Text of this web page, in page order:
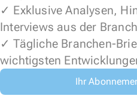
✓ Exklusive Analysen,
Interviews aus der
✓ Tägliche Branchen-
wichtigsten
Ihr